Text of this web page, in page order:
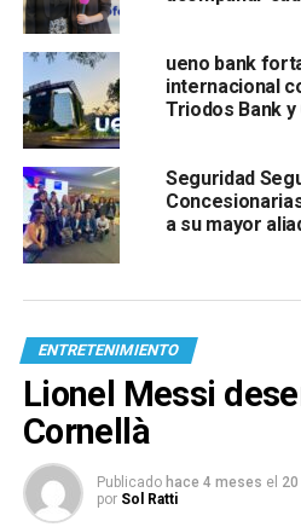
ueno bank
internacional
Triodos Bank y
Seguridad
a su mayor
ENTRETENIMIENTO
Lionel Messi
Cornellà
Publicado hace 4 meses el
por Sol Ratti